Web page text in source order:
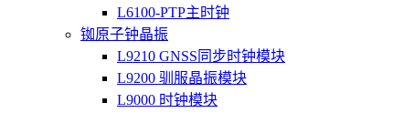
L6100-PTP主时钟
铷原子钟晶振
L9210 GNSS同步时钟模块
L9200 驯服晶振模块
L9000 时钟模块